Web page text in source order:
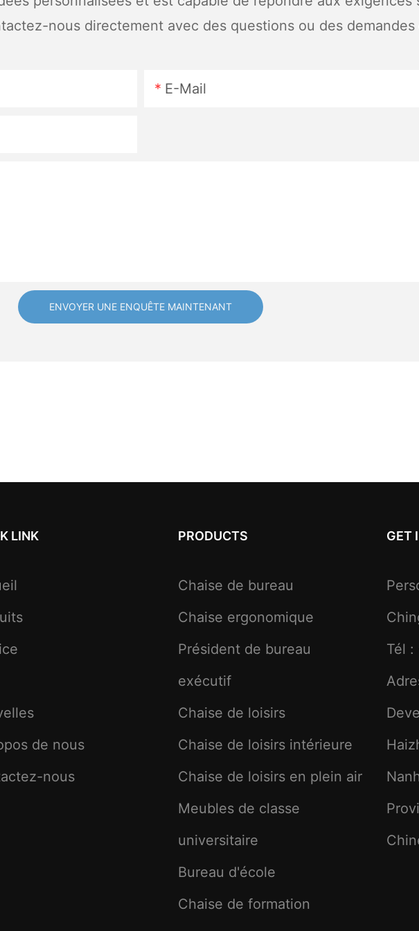
nous directement avec des questions ou des
E-Mail
ENVOYER UNE ENQUÊTE MAINTENANT
LINK
de nous
nous
PRODUCTS
Chaise de bureau
Chaise ergonomique
Président de bureau
exécutif
Chaise de loisirs
Chaise de loisirs intérieure
Chaise de loisirs en plein air
Meubles de classe
universitaire
Bureau d'école
Chaise de formation
GET
Tél :